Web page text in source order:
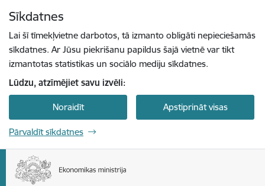
Sīkdatnes
Lai šī tīmekļvietne darbotos, tā izmanto obligāti nepieciešamās
sīkdatnes. Ar Jūsu piekrišanu papildus šajā vietnē var tikt
izmantotas statistikas un sociālo mediju sīkdatnes.
Lūdzu, atzīmējiet savu izvēli:
Noraidīt Apstiprināt visas
Pārvaldīt sīkdatnes